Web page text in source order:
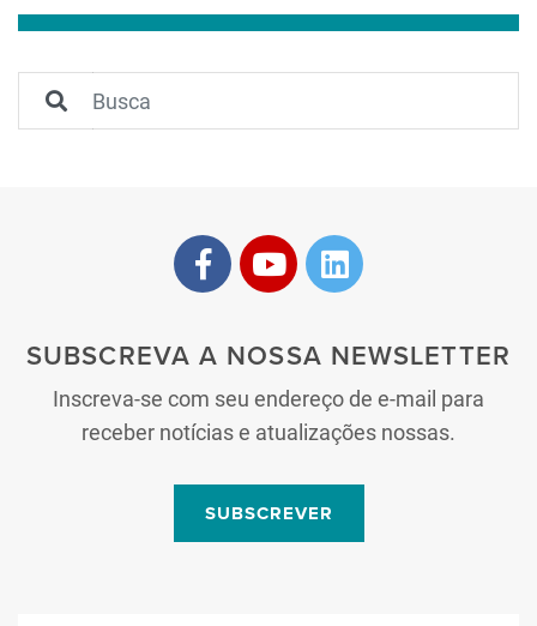
SUBSCREVA A NOSSA NEWSLETTER
Inscreva-se com seu endereço de e-mail para
receber notícias e atualizações nossas.
SUBSCREVER